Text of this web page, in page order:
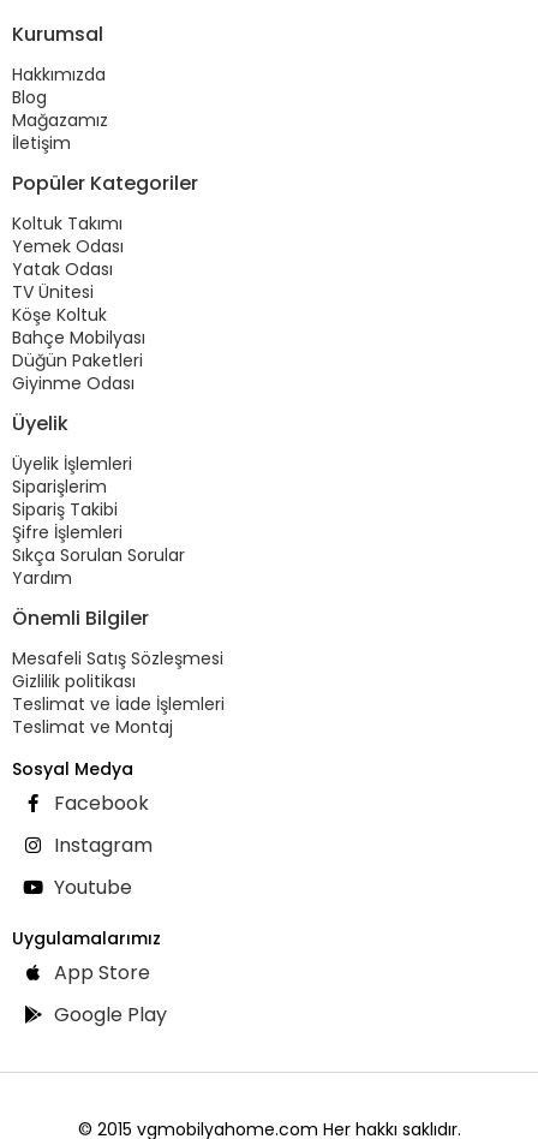
Kurumsal
Hakkımızda
Blog
Mağazamız
İletişim
Popüler Kategoriler
Koltuk Takımı
Yemek Odası
Yatak Odası
TV Ünitesi
Köşe Koltuk
Bahçe Mobilyası
Düğün Paketleri
Giyinme Odası
Üyelik
Üyelik İşlemleri
Siparişlerim
Sipariş Takibi
Şifre İşlemleri
Sıkça Sorulan Sorular
Yardım
Önemli Bilgiler
Mesafeli Satış Sözleşmesi
Gizlilik politikası
Teslimat ve İade İşlemleri
Teslimat ve Montaj
Sosyal Medya
Facebook
Instagram
Youtube
Uygulamalarımız
App Store
Google Play
© 2015 vgmobilyahome.com Her hakkı saklıdır.